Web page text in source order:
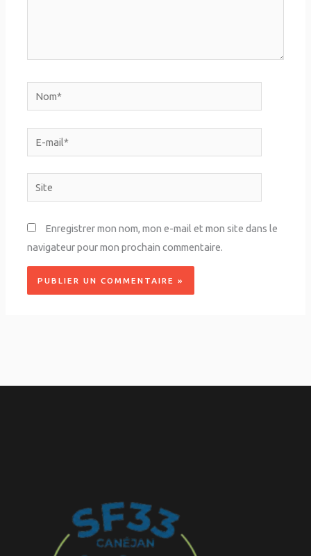
Nom*
E-
mail*
Site
Enregistrer mon nom, mon e-mail et mon site dans le
navigateur pour mon prochain commentaire.